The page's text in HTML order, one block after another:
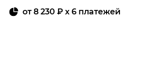
от8 230 ₽x 6 платежей